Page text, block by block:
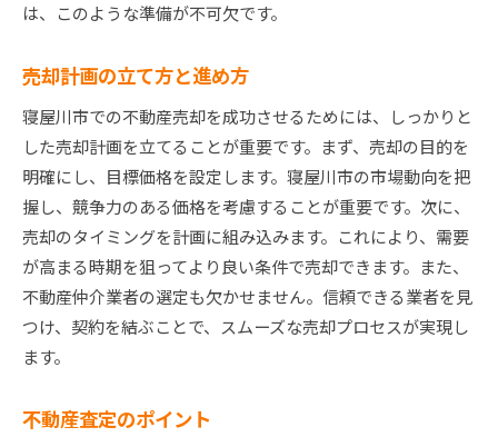
は、このような準備が不可欠です。
売却計画の立て方と進め方
寝屋川市での不動産売却を成功させるためには、しっかりと
した売却計画を立てることが重要です。まず、売却の目的を
明確にし、目標価格を設定します。寝屋川市の市場動向を把
握し、競争力のある価格を考慮することが重要です。次に、
売却のタイミングを計画に組み込みます。これにより、需要
が高まる時期を狙ってより良い条件で売却できます。また、
不動産仲介業者の選定も欠かせません。信頼できる業者を見
つけ、契約を結ぶことで、スムーズな売却プロセスが実現し
ます。
不動産査定のポイント